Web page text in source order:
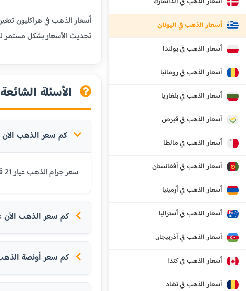
أسعار الذهب في اليونان
أسعار الذهب في بولندا
أسعار الذهب في رومانيا
أسعار الذهب في بلغاريا
أسعار الذهب في قبرص
أسعار الذهب في مالطا
أسعار الذهب في أفغانستان
أسعار الذهب في أرمينيا
أسعار الذهب في أستراليا
أسعار الذهب في أذربيجان
أسعار الذهب في كندا
أسعار الذهب في تشاد
أسعار الذهب في هراكليون
تحديث الأسعار بشكل
الأسئلة
كم سعر الذهب الآن
سعر جرام الذهب عيار 21 قيراط في هراكليون اليوم هو 106.03 يورو. يتم تحديث الأسعار بشكل يومي بناءً على أسعار السوق العالمية.
كم سعر الذهب الآن
كم سعر أونصة